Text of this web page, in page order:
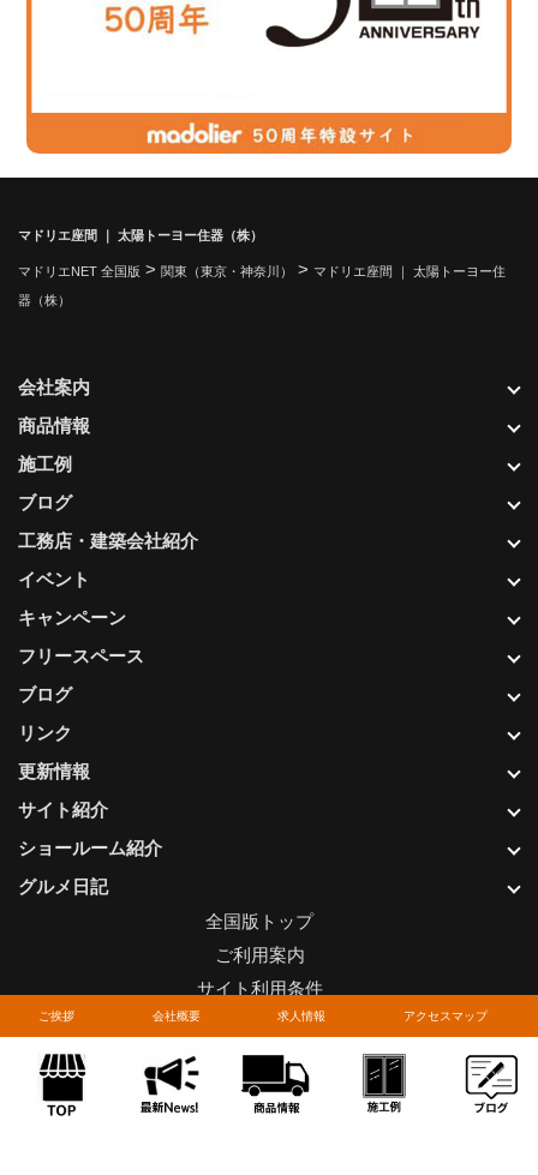
ご挨拶 会社概要 求人情報 アクセスマップ
マドリエ座間 ｜ 太陽トーヨー住器（株）
マドリエNET 全国版 > 関東（東京・神奈川） > マドリエ座間 ｜ 太陽トーヨー住
器（株）
更新情報
サイト紹介
ショールーム紹介
グルメ日記
会社案内
商品情報
施工例
ブログ
工務店・建築会社紹介
イベント
キャンペーン
フリースペース
ブログ
リンク
全国版トップ
ご利用案内
サイト利用条件
プライバシーポリシー
関連リンク
お問い合わせについて